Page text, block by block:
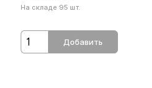
На складе 95 шт.
Добавить